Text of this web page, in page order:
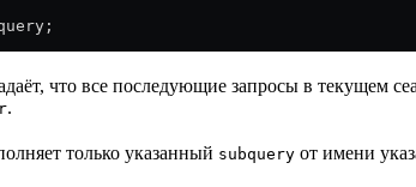
что все последующие запросы в текущем
.
только указанный subquery от имени